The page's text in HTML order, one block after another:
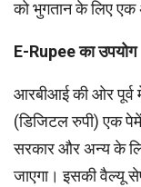
को भुगतान के लिए एक
E-Rupeeका उपयोग
आरबीआई की ओर पूर्व
(डिजिटल रुपी) एक
सरकार और अन्य के
जाएगा। इसकी वैल्यू